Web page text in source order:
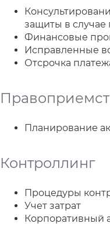
защиты в
Финансовые
Исправленные
Отсрочка
Планирование
Контроллинг
Процедуры
Учет затрат
Корпоративный